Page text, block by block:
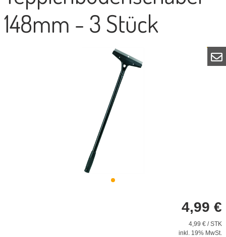
148mm - 3 Stück
4,99 €
4,99 € / STK
inkl. 19% MwSt.